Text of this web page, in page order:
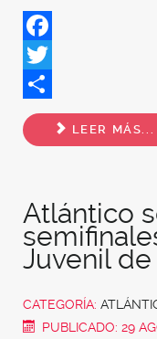
Facebook
Twitter
Share
LEER MÁS...
Atlántico
Juvenil
CATEGORÍA:
PUBLICADO: 29